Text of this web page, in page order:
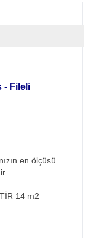
- Fileli
en ölçüsü
14 m2